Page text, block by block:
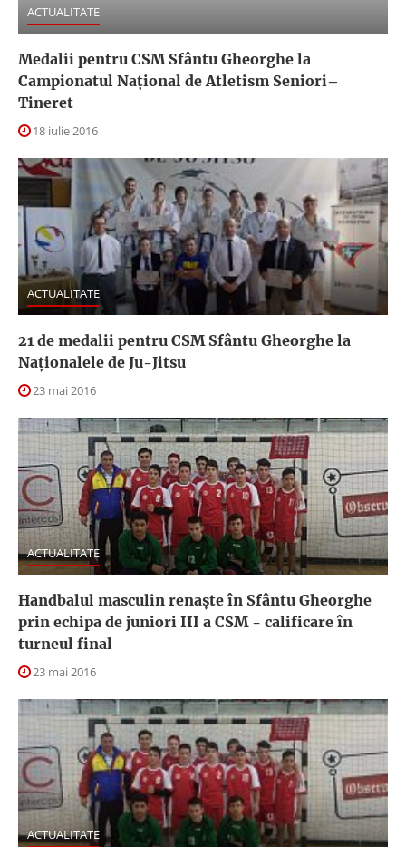
ACTUALITATE
Medalii pentru CSM Sfântu Gheorghe la
Campionatul Naţional de Atletism Seniori–
Tineret
18 iulie 2016
ACTUALITATE
21 de medalii pentru CSM Sfântu Gheorghe la
Naţionalele de Ju-Jitsu
23 mai 2016
ACTUALITATE
Handbalul masculin renaște în Sfântu Gheorghe
prin echipa de juniori III a CSM - calificare în
turneul final
23 mai 2016
ACTUALITATE